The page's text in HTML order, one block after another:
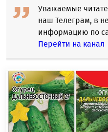
Уважаемые
наш Телеграм, в
информацию по
Перейти на канал